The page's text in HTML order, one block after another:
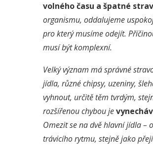
volného času a špatné
organismu, oddalujeme
pro který musíme odejít.
musí být komplexní.
Velký význam má správné
jídla, různé chipsy, uzeniny,
vyhnout, určitě těm tvrdým,
rozšířenou chybou je
Omezit se na dvě hlavní jídla –
trávicího rytmu, stejně jako